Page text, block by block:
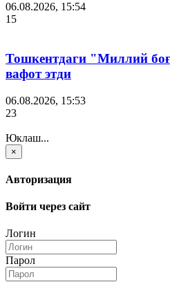
06.08.2026, 15:54
15
Тошкентдаги "Миллий
вафот этди
06.08.2026, 15:53
23
Юклаш...
×
Авторизация
Войти через сайт
Логин
Парол